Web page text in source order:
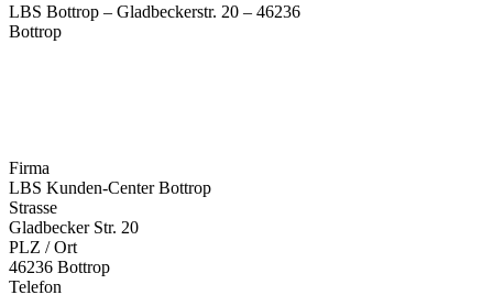
LBS Bottrop – Gladbeckerstr. 20 – 46236
Bottrop
Firma
LBS Kunden-Center Bottrop
Strasse
Gladbecker Str. 20
PLZ / Ort
46236 Bottrop
Telefon